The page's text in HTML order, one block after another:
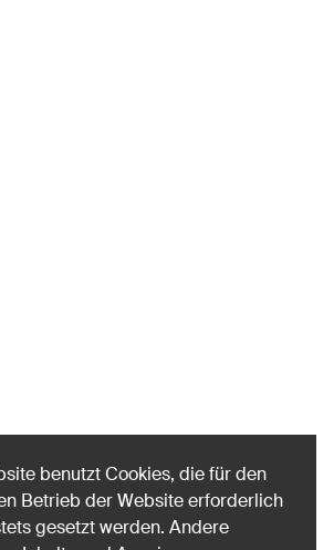
benutzt Cookies, die für den
Betrieb der Website erforderlich
gesetzt werden. Andere